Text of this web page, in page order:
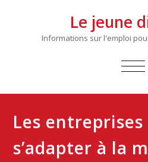
Le jeune
Informations sur l'emploi
Les
s’adapter à la